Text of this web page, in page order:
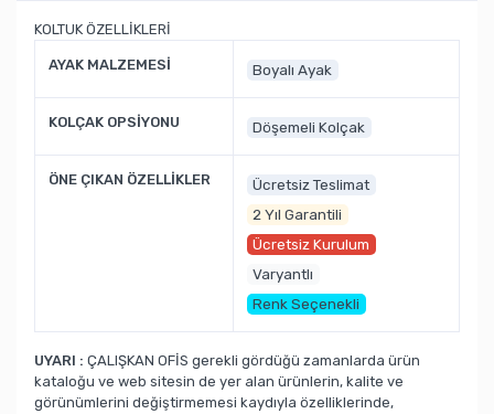
KOLTUK ÖZELLİKLERİ
AYAK MALZEMESİ Boyalı Ayak
KOLÇAK OPSİYONU Döşemeli Kolçak
ÖNE ÇIKAN ÖZELLİKLER
Ücretsiz Teslimat
2 Yıl Garantili
Ücretsiz Kurulum
Varyantlı
Renk Seçenekli
UYARI : ÇALIŞKAN OFİS gerekli gördüğü zamanlarda ürün
kataloğu ve web sitesin de yer alan ürünlerin, kalite ve
görünümlerini değiştirmemesi kaydıyla özelliklerinde,